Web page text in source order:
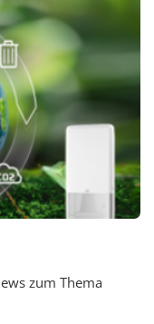
zum Thema